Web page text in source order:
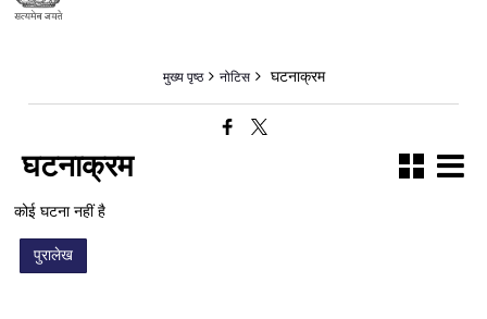
मुख्य पृष्ठ नोटिस घटनाक्रम
घटनाक्रम
कोई घटना नहीं है
पुरालेख